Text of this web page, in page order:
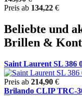
Preis ab 134,22 €
Beliebte und
Brillen &
Saint Laurent SL 386
Preis ab 214,90 €
Brilando CLIP TRC-